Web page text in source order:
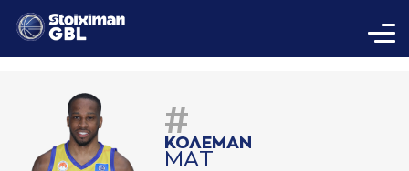
#
ΚΟΛΕΜAΝ
ΜAΤ